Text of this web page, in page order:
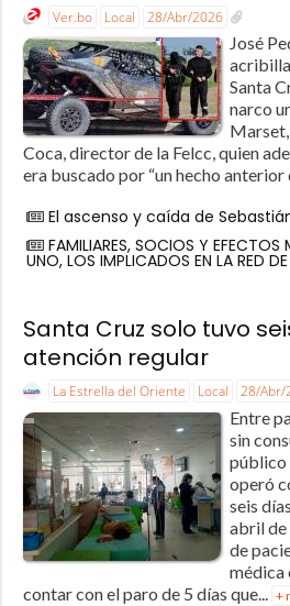
Ver.bo Local 28/Abr/2026
José
Santa
narco
Marset,
Coca, director de la Felcc, quien
era buscado por “un hecho anterior
El ascenso y caída de
FAMILIARES, SOCIOS Y EFECTOS
UNO, LOS IMPLICADOS EN LA RED
Santa Cruz solo tuvo
atención regular
La Estrella del Oriente Local 28/Abr/
Entre
sin
público
operó
seis
abril de
de
médica
contar con el paro de 5 días que... +